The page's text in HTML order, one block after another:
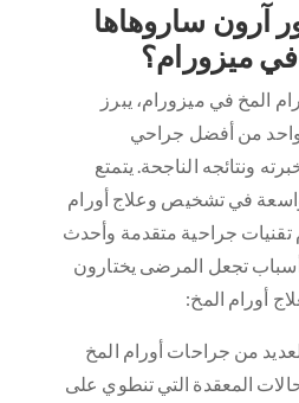
آرون ساروهاها
في ميزورام؟
المخ في ميزورام، يبرز
من أفضل جراحي
ونتائجه الناجحة. يتمتع
واسعة في تشخيص وعلاج أورام
تقنيات جراحية متقدمة وأحدث
أسباب تجعل المرضى يختارون
أورام المخ:
من جراحات أورام المخ
المعقدة التي تنطوي على